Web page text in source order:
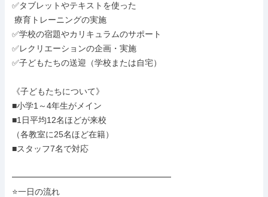
✅タブレットやテキストを使った
✅学校の宿題やカリキュラムのサポート
✅レクリエーションの企画・実施
✅子どもたちの送迎（学校または自宅）
《子どもたちについて》
■小学1～4年生がメイン
■1日平均12名ほどが来校
（各教室に25名ほど在籍）
■スタッフ7名で対応
━━━━━━━━━━━━━━━━━━━
⭐一日の流れ